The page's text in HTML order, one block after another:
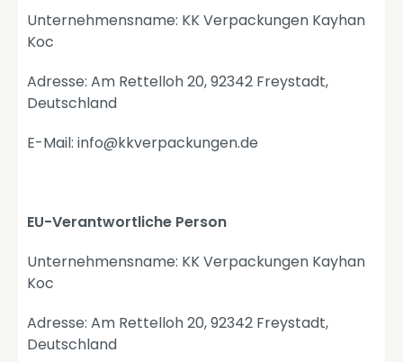
Unternehmensname: KK Verpackungen Kayhan
Koc
Adresse: Am Rettelloh 20, 92342 Freystadt,
Deutschland
E-Mail: info@kkverpackungen.de
EU-Verantwortliche Person
Unternehmensname: KK Verpackungen Kayhan
Koc
Adresse: Am Rettelloh 20, 92342 Freystadt,
Deutschland